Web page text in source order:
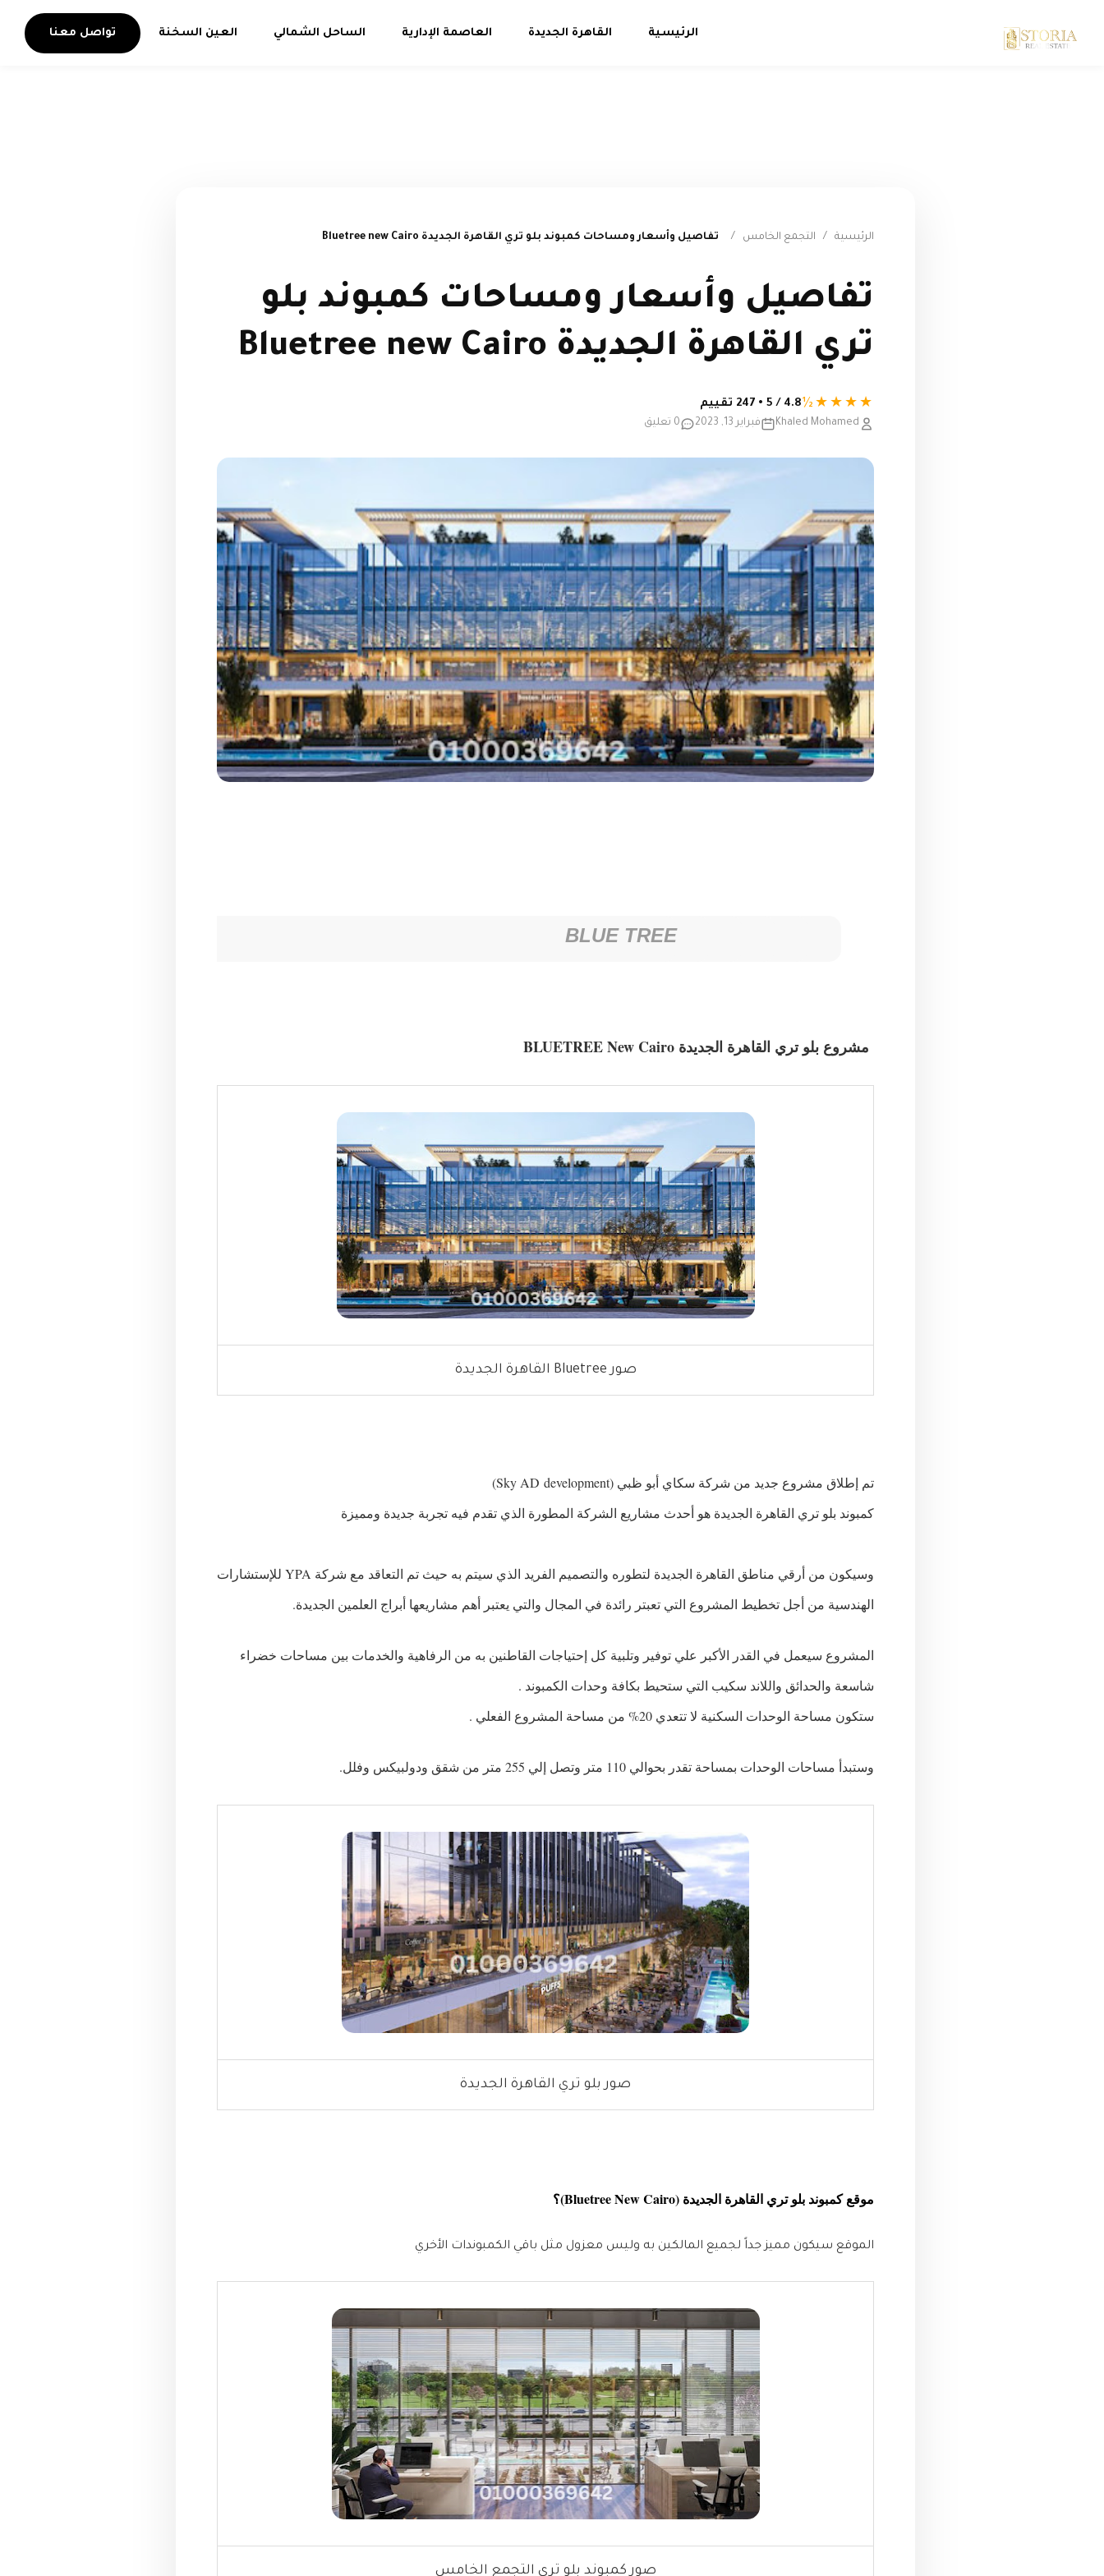
الرئيسية القاهرة الجديدة العاصمة الإدارية الساحل الشمالي العين السخنة تواصل معنا
الرئيسية / التجمع الخامس / تفاصيل وأسعار ومساحات كمبوند بلو تري القاهرة الجديدة Bluetree new Cairo
تفاصيل وأسعار ومساحات كمبوند بلو
تري القاهرة الجديدة Bluetree new Cairo
★★★★½4.8 / 5 • 247 تقييم
Khaled Mohamed فبراير 13, 2023 0 تعليق
BLUE TREE
مشروع بلو تري القاهرة الجديدة BLUETREE New Cairo
صور Bluetree القاهرة الجديدة
تم إطلاق مشروع جديد من شركة سكاي أبو ظبي (Sky AD development)
كمبوند بلو تري القاهرة الجديدة هو أحدث مشاريع الشركة المطورة الذي تقدم فيه تجربة جديدة ومميزة
وسيكون من أرقي مناطق القاهرة الجديدة لتطوره والتصميم الفريد الذي سيتم به حيث تم التعاقد مع شركة YPA للإستشارات
الهندسية من أجل تخطيط المشروع التي تعبتر رائدة في المجال والتي يعتبر أهم مشاريعها أبراج العلمين الجديدة.
المشروع سيعمل في القدر الأكبر علي توفير وتلبية كل إحتياجات القاطنين به من الرفاهية والخدمات بين مساحات خضراء
شاسعة والحدائق واللاند سكيب التي ستحيط بكافة وحدات الكمبوند .
ستكون مساحة الوحدات السكنية لا تتعدي 20% من مساحة المشروع الفعلي .
وستبدأ مساحات الوحدات بمساحة تقدر بحوالي 110 متر وتصل إلي 255 متر من شقق ودولبيكس وفلل.
صور بلو تري القاهرة الجديدة
موقع كمبوند بلو تري القاهرة الجديدة (Bluetree New Cairo)؟
الموقع سيكون مميز جداً لجميع المالكين به وليس معزول مثل باقي الكمبوندات الأخري
صور كمبوند بلو تري التجمع الخامس